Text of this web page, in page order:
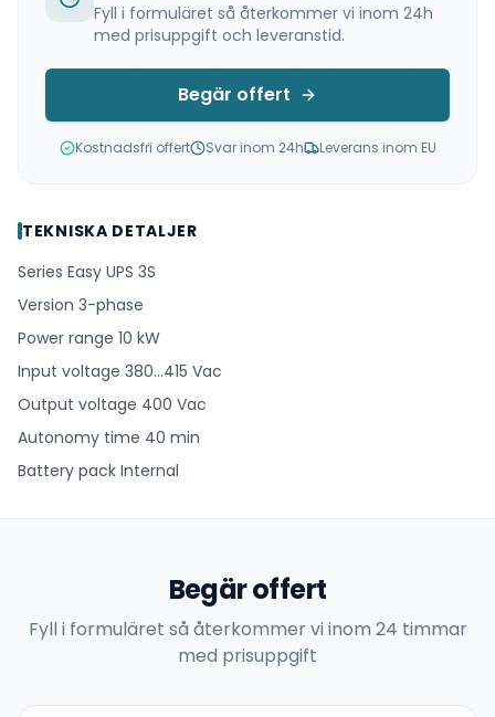
Fyll i formuläret så återkommer vi inom 24h
med prisuppgift och leveranstid.
Begär offert
Kostnadsfri offert Svar inom 24h Leverans inom EU
TEKNISKA DETALJER
Series Easy UPS 3S
Version 3-phase
Power range 10 kW
Input voltage 380…415 Vac
Output voltage 400 Vac
Autonomy time 40 min
Battery pack Internal
Begär offert
Fyll i formuläret så återkommer vi inom 24 timmar
med prisuppgift